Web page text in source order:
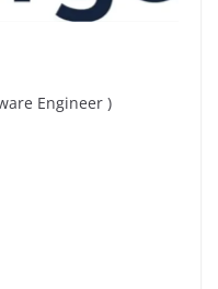
Engineer )